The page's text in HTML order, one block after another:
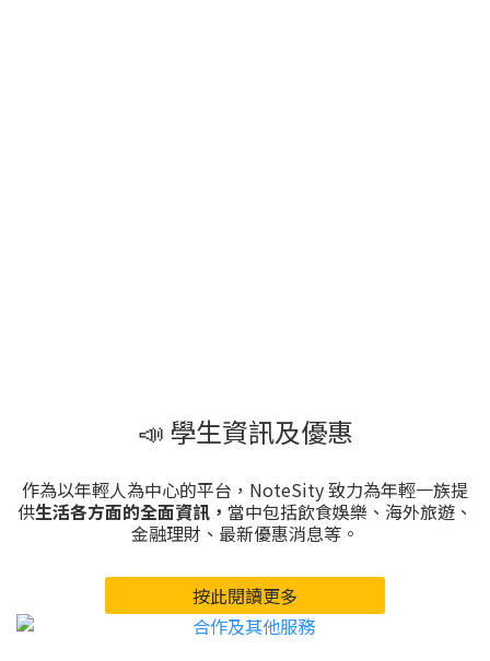
📣 學生資訊及優惠
作為以年輕人為中心的平台，NoteSity 致力為年輕一族提
供生活各方面的全面資訊， 當中包括飲食娛樂、海外旅遊、
金融理財、最新優惠消息等。
按此閱讀更多